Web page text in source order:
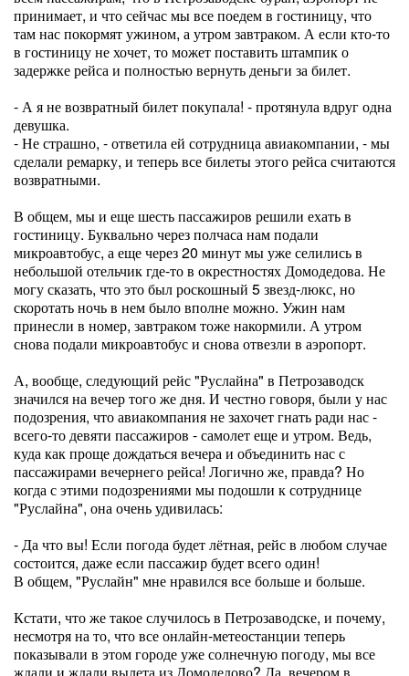
принимает, и что сейчас мы все поедем в гостиницу, что
там нас покормят ужином, а утром завтраком. А если кто-то
в гостиницу не хочет, то может поставить штампик о
задержке рейса и полностью вернуть деньги за билет.
- А я не возвратный билет покупала! - протянула вдруг одна
девушка.
- Не страшно, - ответила ей сотрудница авиакомпании, - мы
сделали ремарку, и теперь все билеты этого рейса считаются
возвратными.
В общем, мы и еще шесть пассажиров решили ехать в
гостиницу. Буквально через полчаса нам подали
микроавтобус, а еще через 20 минут мы уже селились в
небольшой отельчик где-то в окрестностях Домодедова. Не
могу сказать, что это был роскошный 5 звезд-люкс, но
скоротать ночь в нем было вполне можно. Ужин нам
принесли в номер, завтраком тоже накормили. А утром
снова подали микроавтобус и снова отвезли в аэропорт.
А, вообще, следующий рейс "Руслайна" в Петрозаводск
значился на вечер того же дня. И честно говоря, были у нас
подозрения, что авиакомпания не захочет гнать ради нас -
всего-то девяти пассажиров - самолет еще и утром. Ведь,
куда как проще дождаться вечера и объединить нас с
пассажирами вечернего рейса! Логично же, правда? Но
когда с этими подозрениями мы подошли к сотруднице
"Руслайна", она очень удивилась:
- Да что вы! Если погода будет лётная, рейс в любом случае
состоится, даже если пассажир будет всего один!
В общем, "Руслайн" мне нравился все больше и больше.
Кстати, что же такое случилось в Петрозаводске, и почему,
несмотря на то, что все онлайн-метеостанции теперь
показывали в этом городе уже солнечную погоду, мы все